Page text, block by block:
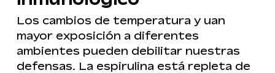
Los cambios de temperatura y uan
mayor exposición a diferentes
ambientes pueden debilitar nuestras
defensas. La espirulina está repleta de